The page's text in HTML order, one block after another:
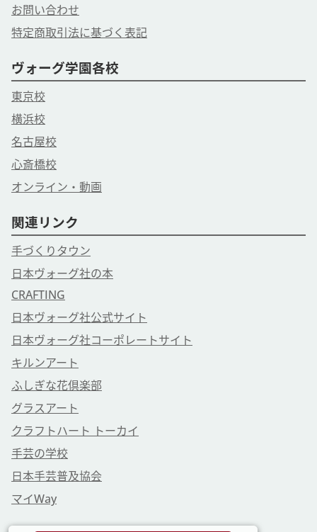
お問い合わせ
特定商取引法に基づく表記
ヴォーグ学園各校
東京校
横浜校
名古屋校
心斎橋校
オンライン・動画
関連リンク
手づくりタウン
日本ヴォーグ社の本
CRAFTING
日本ヴォーグ社公式サイト
日本ヴォーグ社コーポレートサイト
キルンアート
ふしぎな花倶楽部
グラスアート
クラフトハート トーカイ
手芸の学校
日本手芸普及協会
マイWay